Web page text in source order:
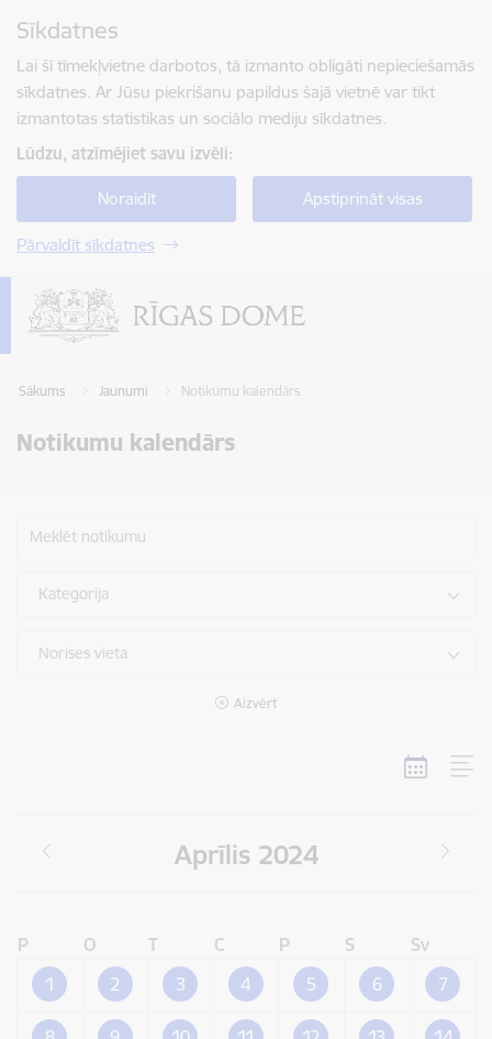
Sīkdatnes
Lai šī tīmekļvietne darbotos, tā izmanto obligāti nepieciešamās
sīkdatnes. Ar Jūsu piekrišanu papildus šajā vietnē var tikt
izmantotas statistikas un sociālo mediju sīkdatnes.
Lūdzu, atzīmējiet savu izvēli:
Noraidīt Apstiprināt visas
Pārvaldīt sīkdatnes
Sākums Jaunumi Notikumu kalendārs
Notikumu kalendārs
Meklēt notikumu
Kategorija
Norises vieta
Aizvērt
Aprīlis 2024
P O T C P S
Sv
1
2 3 4 5 6 7